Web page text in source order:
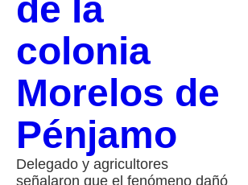
de la
colonia
Morelos de
Pénjamo
Delegado y agricultores
señalaron que el fenómeno dañó